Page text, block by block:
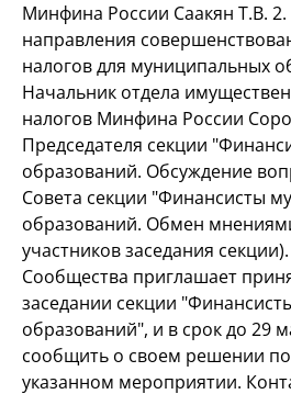
Минфина России Саакян Т.В.
направления
налогов для муниципальных
Начальник отдела
налогов Минфина России
Председателя секции
образований. Обсуждение
Совета секции "Финансисты
образований. Обмен
участников заседания
Сообщества приглашает
заседании секции
образований", и в срок до 29
сообщить о своем решении
указанном мероприятии.